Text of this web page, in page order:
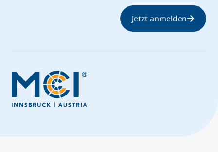
Jetzt anmelden